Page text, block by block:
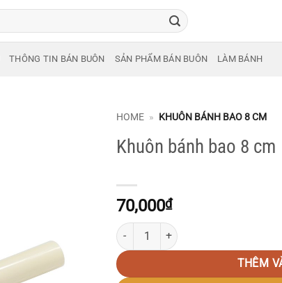
THÔNG TIN BÁN BUÔN SẢN PHẨM BÁN BUÔN LÀM BÁNH
HOME » KHUÔN BÁNH BAO 8 CM
Khuôn bánh bao 8 cm
70,000₫
Khuôn bánh bao 8 cm số lượng
THÊM